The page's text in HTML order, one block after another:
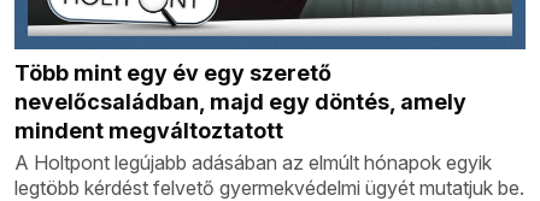
Több mint egy év egy szerető
nevelőcsaládban, majd egy döntés, amely
mindent megváltoztatott
A Holtpont legújabb adásában az elmúlt hónapok egyik
legtöbb kérdést felvető gyermekvédelmi ügyét mutatjuk be.